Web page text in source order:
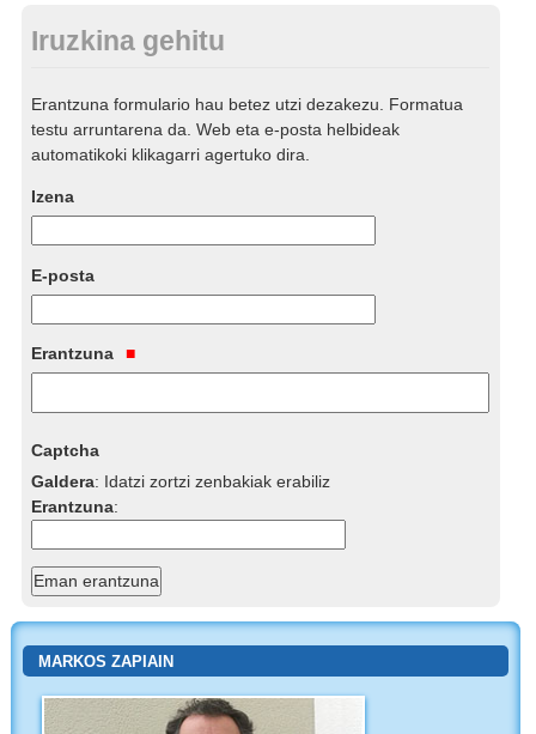
Iruzkina gehitu
Erantzuna formulario hau betez utzi dezakezu. Formatua
testu arruntarena da. Web eta e-posta helbideak
automatikoki klikagarri agertuko dira.
Izena
E-posta
Erantzuna
Captcha
Galdera: Idatzi zortzi zenbakiak erabiliz
Erantzuna:
MARKOS ZAPIAIN